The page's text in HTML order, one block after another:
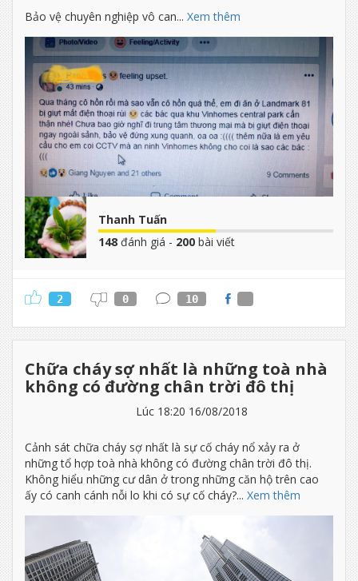
Bảo vệ chuyên nghiệp vô can... Xem thêm
Thanh Tuấn
148 đánh giá - 200 bài viết
2 0 10
Chữa cháy sợ nhất là những toà nhà
không có đường chân trời đô thị
Lúc 18:20 16/08/2018
Cảnh sát chữa cháy sợ nhất là sự cố cháy nổ xảy ra ở
những tổ hợp toà nhà không có đường chân trời đô thị.
Không hiểu những cư dân ở trong những căn hộ trên cao
ấy có canh cánh nỗi lo khi có sự cố cháy?... Xem thêm